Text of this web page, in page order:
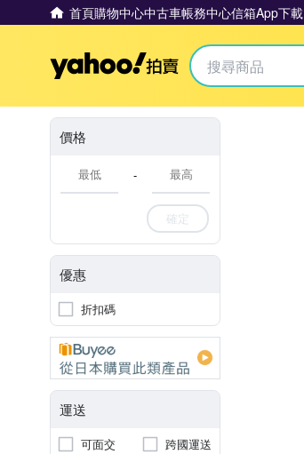
首頁購物中心中古車帳務中心信箱App下載
Yahoo拍賣
價格
-
確定
優惠
折扣碼
運送
可面交 跨國運送